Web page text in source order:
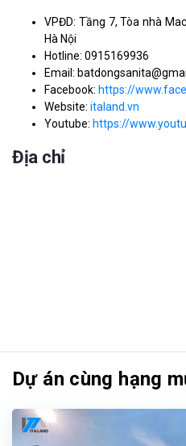
VPĐD: Tầng 7, Tòa nhà
Hà Nội
Hotline: 0915169936
Email:
Facebook: https://
Website: italand.vn
Youtube: https://
Địa chỉ
Dự án cùng hạng